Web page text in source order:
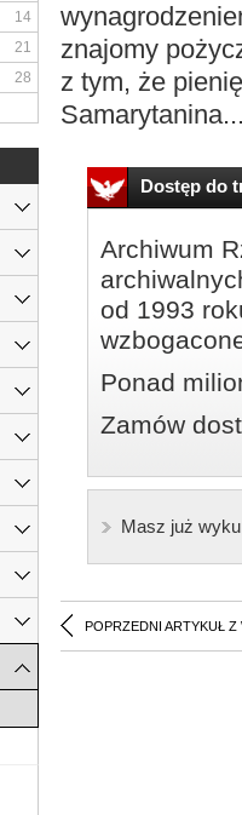
znajomy
z tym, że
Dostęp do
Archiwum
od 1993
Ponad
Zamów
Masz już
POPRZEDNI ARTYKUŁ Z
14
21
28